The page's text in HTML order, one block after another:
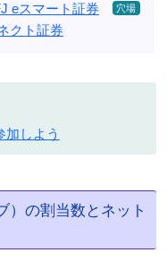
eスマート証券
クト証券
加しよう
）の割当数とネット